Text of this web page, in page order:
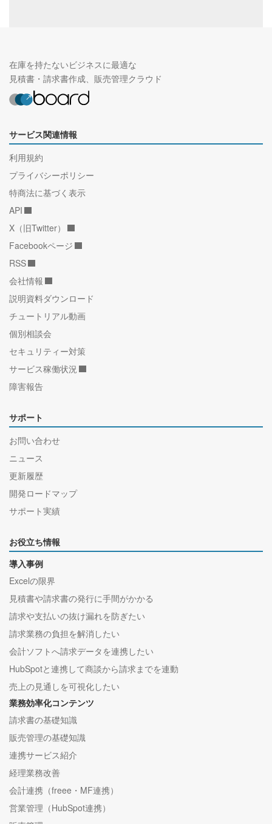
在庫を持たないビジネスに最適な
見積書・請求書作成、販売管理クラウド
サービス関連情報
利用規約
プライバシーポリシー
特商法に基づく表示
API
X（旧Twitter）
Facebookページ
RSS
会社情報
説明資料ダウンロード
チュートリアル動画
個別相談会
セキュリティー対策
サービス稼働状況
障害報告
サポート
お問い合わせ
ニュース
更新履歴
開発ロードマップ
サポート実績
お役立ち情報
導入事例
Excelの限界
見積書や請求書の発行に手間がかかる
請求や支払いの抜け漏れを防ぎたい
請求業務の負担を解消したい
会計ソフトへ請求データを連携したい
HubSpotと連携して商談から請求までを連動
売上の見通しを可視化したい
業務効率化コンテンツ
請求書の基礎知識
販売管理の基礎知識
連携サービス紹介
経理業務改善
会計連携（freee・MF連携）
営業管理（HubSpot連携）